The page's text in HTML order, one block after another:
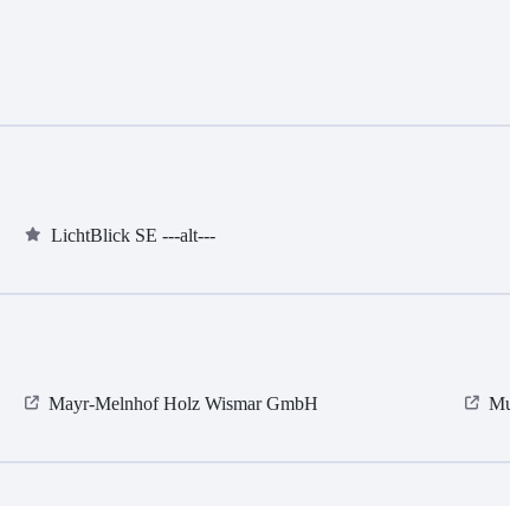
LichtBlick SE ---alt---
Mayr-Melnhof Holz Wismar GmbH